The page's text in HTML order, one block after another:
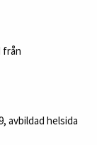
från
avbildad helsida